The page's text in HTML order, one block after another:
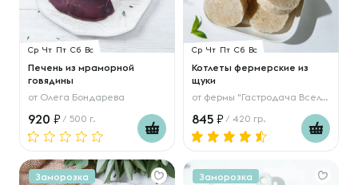
Ср Чт Пт Сб Вс
Печень из мраморной
говядины
от Олега Бондарева
920 / 500 г.
Ср Чт Пт Сб Вс
Котлеты фермерские из
щуки
от фермы "Гастродача Вселуг"
845 / 420 гр.
Заморозка Заморозка